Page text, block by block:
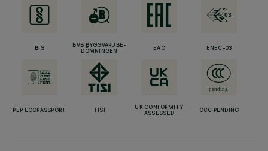
BIS
BVB BYGGVARUBE-
DÖMNINGEN
EAC ENEC-03
PEP ECOPASSPORT TISI
UK CONFORMITY
ASSESSED
CCC PENDING